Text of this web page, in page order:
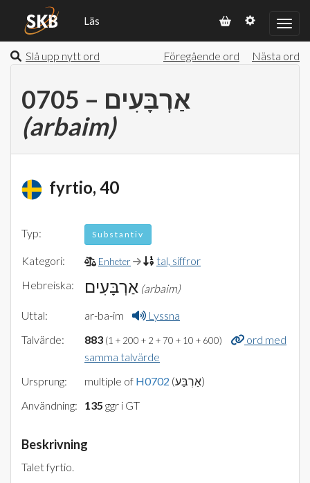
Läs
Slå upp nytt ord Föregående ord Nästa ord
0705 – אַרְבָּעִים
(arbaim)
fyrtio, 40
Typ: Substantiv
Kategori: Enheter
tal, siffror
Hebreiska:
אַרְבָּעִים (arbaim)
Uttal: ar-ba-im
Lyssna
Talvärde:
883 (1 + 200 + 2 + 70 + 10 + 600)
ord med
samma talvärde
Ursprung:
multiple of H0702
(אַרְבַּע)
Användning:
135 ggr i GT
Beskrivning
Talet fyrtio.